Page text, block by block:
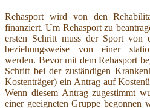
Rehasport wird von den
finanziert. Um Rehasport zu
ersten Schritt muss der Sport
beziehungsweise von einer
werden. Bevor mit dem Rehasport
Schritt bei der zuständigen
Kostenträger) ein Antrag auf
Wenn diesem Antrag zugestimmt
einer geeigneten Gruppe begonnen